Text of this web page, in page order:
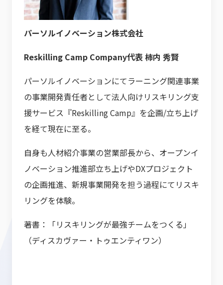
パーソルイノベーション株式会社
Reskilling Camp Company代表 柿内 秀賢
パーソルイノベーションにてラーニング関連事業
の事業開発責任者として法人向けリスキリング支
援サービス『Reskilling Camp』を企画/立ち上げ
を経て現在に至る。
自身も人材紹介事業の営業部長から、オープンイ
ノベーション推進部立ち上げやDXプロジェクト
の企画推進、新規事業開発を担う過程にてリスキ
リングを体験。
著書：「リスキリングが最強チームをつくる」
（ディスカヴァー・トゥエンティワン）